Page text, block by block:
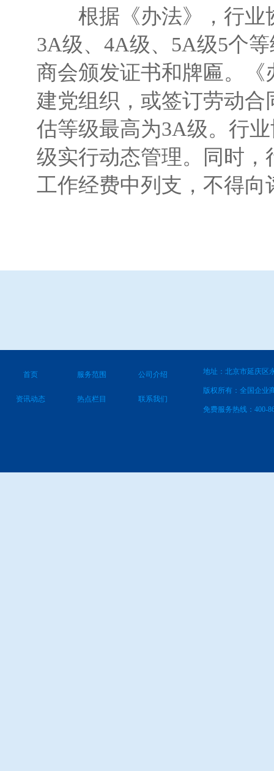
根据《办法》，行业
3A级、4A级、5A级5个
商会颁发证书和牌匾。
建党组织，或签订劳动
估等级最高为3A级。行
级实行动态管理。同时
工作经费中列支，不得
首页 服务范围 公司介绍
资讯动态 热点栏目 联系我们
地址：北京市延庆区
版权所有：全国企业
免费服务热线：